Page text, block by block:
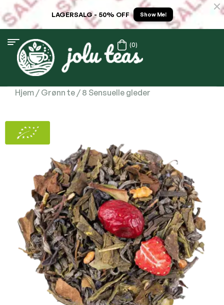
LAGERSALG - 50% OFF Show Me!
(0)
Hjem / Grønn te / 8 Sensuelle gleder